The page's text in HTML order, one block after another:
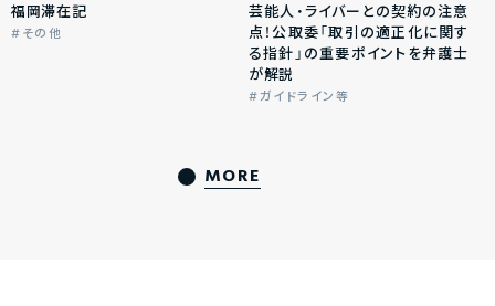
福岡滞在記
その他
芸能人・ライバーとの契約の注意
点！公取委「取引の適正化に関す
る指針」の重要ポイントを弁護士
が解説
ガイドライン等
MORE